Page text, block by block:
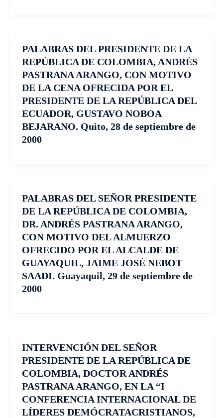
PALABRAS DEL PRESIDENTE DE LA
REPÚBLICA DE COLOMBIA, ANDRÉS
PASTRANA ARANGO, CON MOTIVO
DE LA CENA OFRECIDA POR EL
PRESIDENTE DE LA REPÚBLICA DEL
ECUADOR, GUSTAVO NOBOA
BEJARANO. Quito, 28 de septiembre de
2000
PALABRAS DEL SEÑOR PRESIDENTE
DE LA REPÚBLICA DE COLOMBIA,
DR. ANDRÉS PASTRANA ARANGO,
CON MOTIVO DEL ALMUERZO
OFRECIDO POR EL ALCALDE DE
GUAYAQUIL, JAIME JOSÉ NEBOT
SAADI. Guayaquil, 29 de septiembre de
2000
INTERVENCIÓN DEL SEÑOR
PRESIDENTE DE LA REPÚBLICA DE
COLOMBIA, DOCTOR ANDRÉS
PASTRANA ARANGO, EN LA “I
CONFERENCIA INTERNACIONAL DE
LÍDERES DEMÓCRATACRISTIANOS,